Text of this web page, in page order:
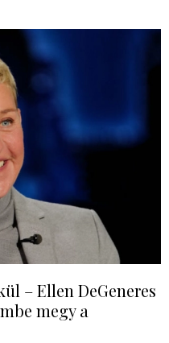
– Ellen DeGeneres
megy a